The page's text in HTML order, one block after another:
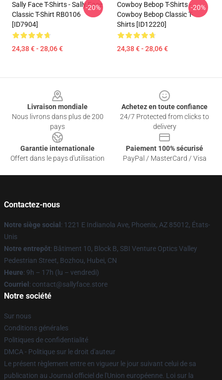
Sally Face T-Shirts - Sally Face
Classic T-Shirt RB0106
[ID7904]
24,38 € - 28,06 €
-20%
Cowboy Bebop T-Shirts -
Cowboy Bebop Classic T-
Shirts [ID12220]
24,38 € - 28,06 €
-20%
Livraison mondiale
Nous livrons dans plus de 200
pays
Achetez en toute confiance
24/7 Protected from clicks to
delivery
Garantie internationale
Offert dans le pays d'utilisation
Paiement 100% sécurisé
PayPal / MasterCard / Visa
Contactez-nous
Notre siège social : 1221 E Indianola Ave, Phoenix, AZ 85012, États-
Unis
Notre entrepôt: Bâtiment 10, Block B, SBI Venture Optics Valley
Pedestrian Street, Bozhou, Hubei, CN
Heure: 9h – 17h (lu – vendredi)
Courriel : contact@sallyface.store
Notre société
Sur nous
Conditions générales
Politiques de confidentialité
DMCA - Politique sur le droit d'auteur
Le présent règlement entre en vigueur le jour suivant celui de sa
publication au Journal officiel de l'Union européenne. Loi sur la